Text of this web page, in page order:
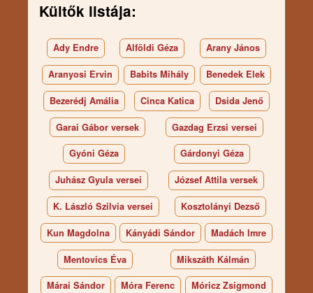
Kültők listája:
Ady Endre Alföldi Géza Arany János
Aranyosi Ervin Babits Mihály Benedek Elek
Bezerédj Amália Cinca Katica Dsida Jenő
Garai Gábor versek Gazdag Erzsi versei
Gyóni Géza Gárdonyi Géza
Juhász Gyula versei József Attila versek
K. László Szilvia versei Kosztolányi Dezső
Kun Magdolna Kányádi Sándor Madách Imre
Mentovics Éva Mikszáth Kálmán
Márai Sándor Móra Ferenc Móricz Zsigmond